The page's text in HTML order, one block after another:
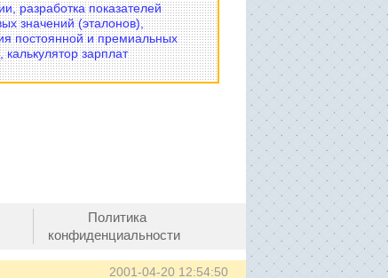
разработка показателей
значений (эталонов),
постоянной и премиальных
зарплат
Политика
конфиденциальности
2001-04-20 12:54:50